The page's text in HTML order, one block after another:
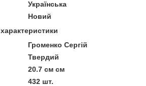
Українська
Новий
Громенко Сергій
Твердий
20.7 см см
432 шт.